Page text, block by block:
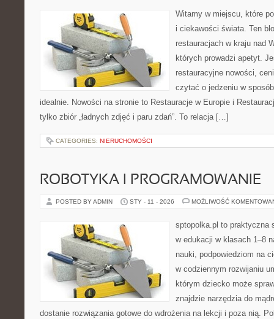
Witamy w miejscu, które
i ciekawości świata. Ten
restauracjach w kraju nad
których prowadzi apetyt.
restauracyjne nowości,
czytać o jedzeniu w
idealnie. Nowości na stronie to Restauracje w Europie i
tylko zbiór „ładnych zdjęć i paru zdań”. To relacja […]
CATEGORIES: NIERUCHOMOŚCI
ROBOTYKA I PROGRAMOWANIE
POSTED BY ADMIN STY - 11 - 2026 MOŻLIWOŚĆ
sptopolka.pl to praktyczna
w edukacji w klasach 1–8
nauki, podpowiedziom na
w codziennym rozwijaniu
którym dziecko może
znajdzie narzędzia do
dostanie rozwiązania gotowe do wdrożenia na lekcji i poza nią.